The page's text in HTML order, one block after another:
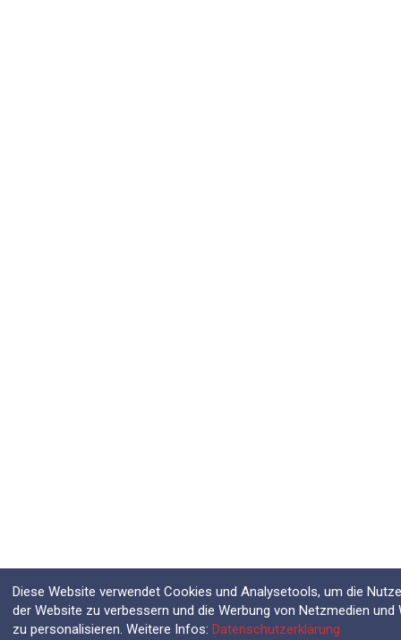
Diese Website verwendet Cookies und Analysetools, um die
der Website zu verbessern und die Werbung von Netzmedien und
zu personalisieren. Weitere Infos:Datenschutzerklärung